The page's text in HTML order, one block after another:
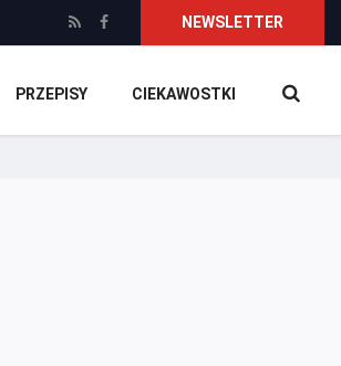
NEWSLETTER
PRZEPISY CIEKAWOSTKI